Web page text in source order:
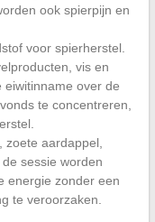
ook spierpijn en
voor spierherstel.
vis en
eiwitinname over de
te concentreren,
zoete aardappel,
sessie worden
energie zonder een
te veroorzaken.